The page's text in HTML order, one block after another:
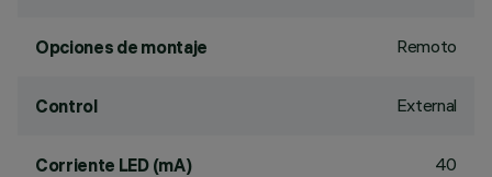
Opciones de montaje Remoto
Control External
Corriente LED (mA) 40